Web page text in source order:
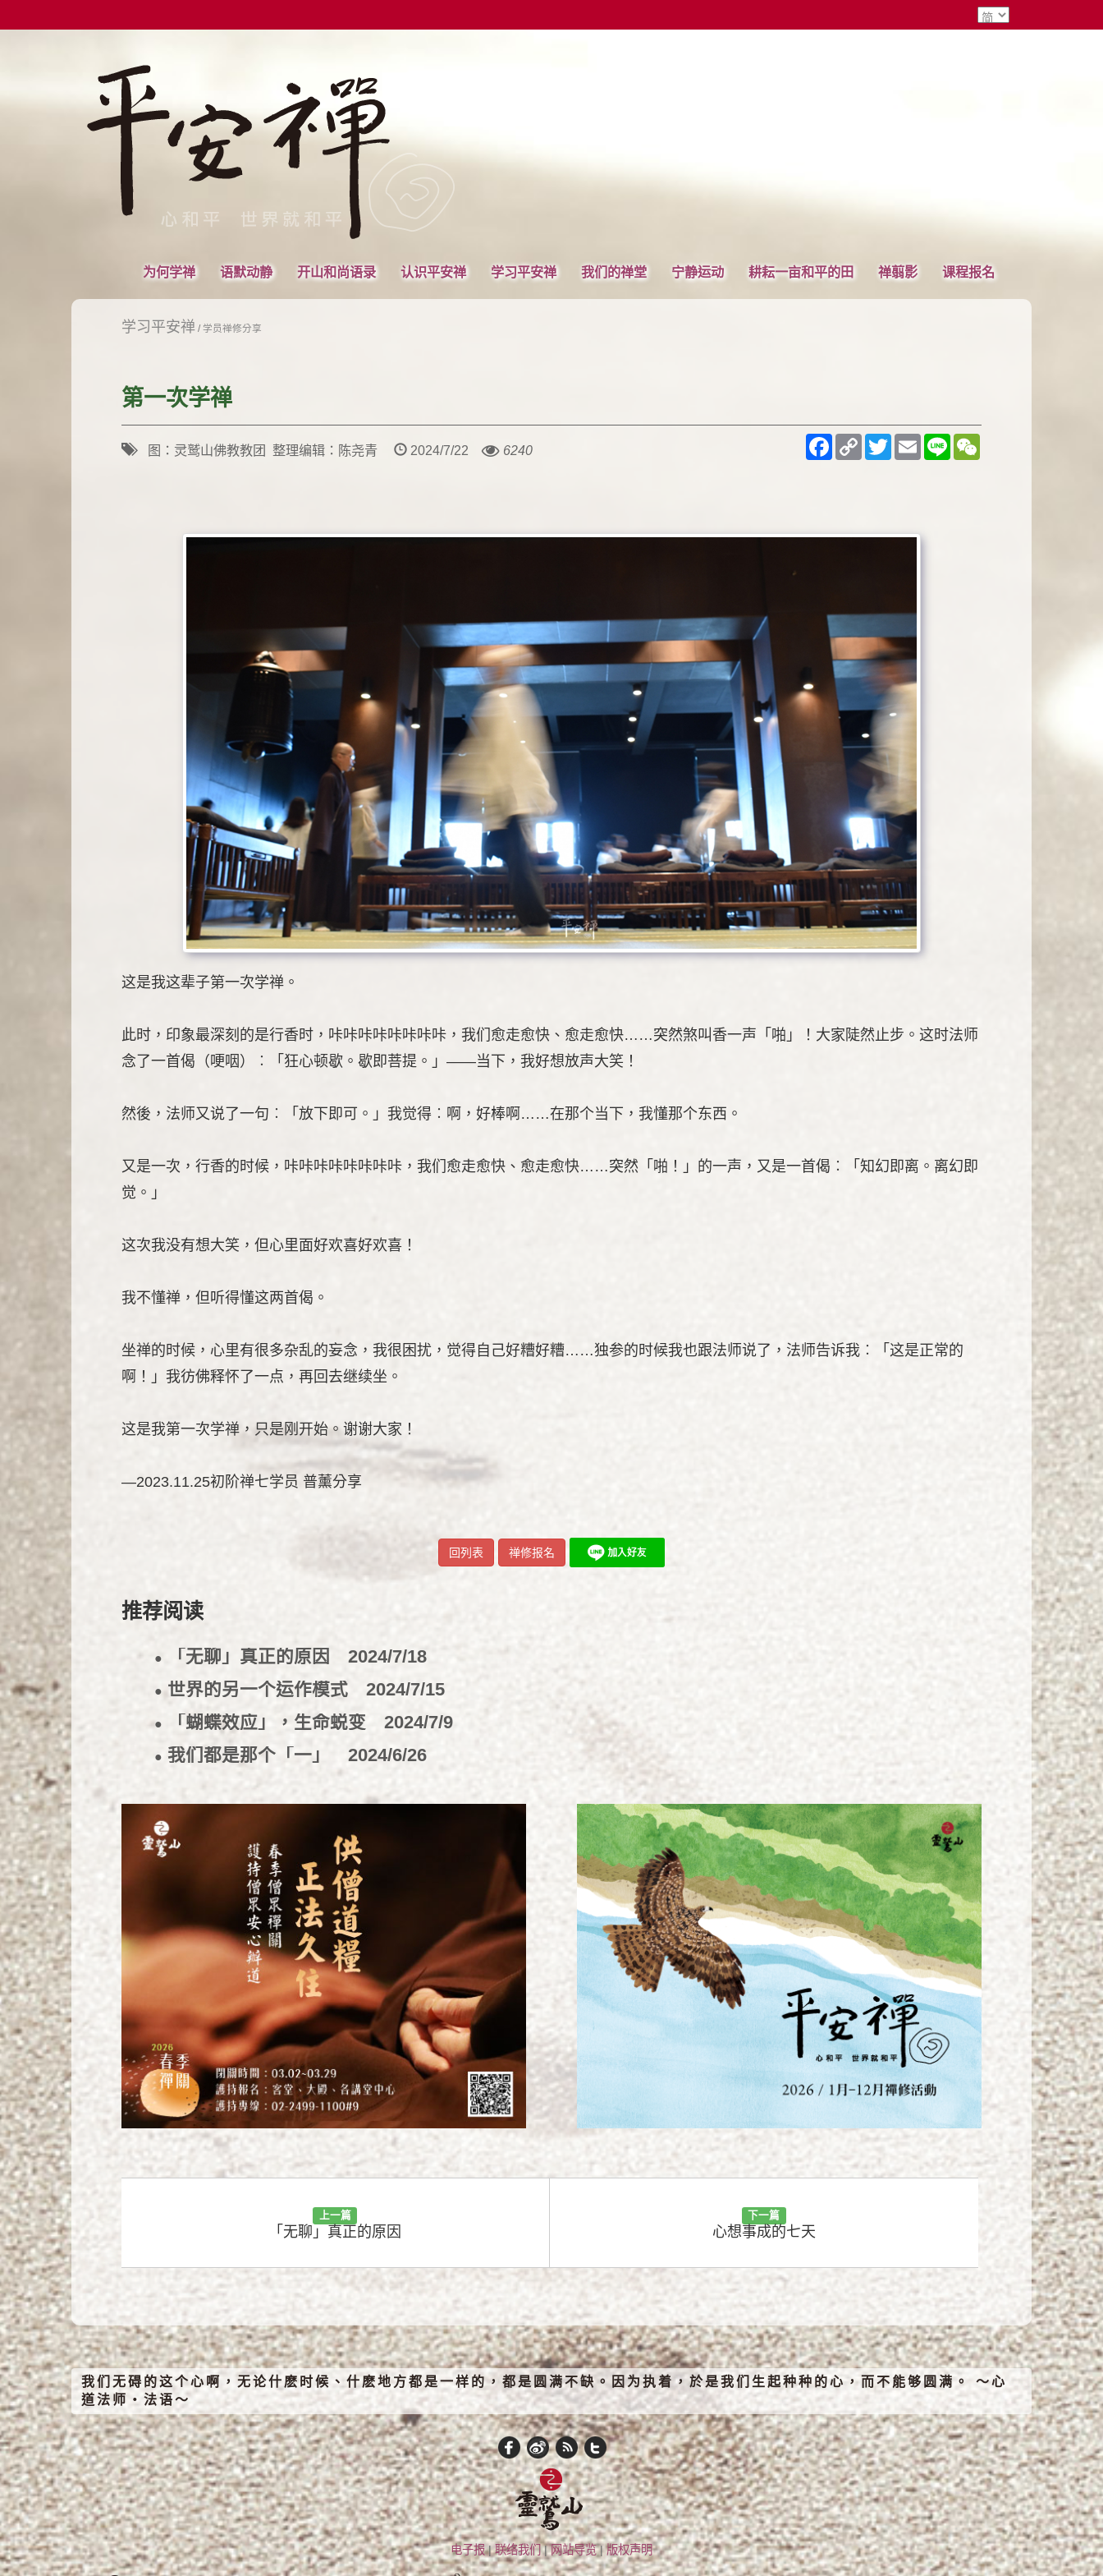
为何学禅 语默动静 开山和尚语录 认识平安禅 学习平安禅 我们的禅堂 宁静运动 耕耘一亩和平的田 禅翦影 课程报名
学习平安禅/学员禅修分享
第一次学禅
图：灵鹫山佛教教团 整理编辑：陈尧青 2024/7/22 6240
Facebook
Copy
Link
TwitterEmailLine
这是我这辈子第一次学禅。
此时，印象最深刻的是行香时，咔咔咔咔咔咔咔咔，我们愈走愈快、愈走愈快……突然煞叫香一声「啪」！大家陡然止步。这时法师
念了一首偈（哽咽）︰「狂心顿歇。歇即菩提。」——当下，我好想放声大笑！
然後，法师又说了一句︰「放下即可。」我觉得︰啊，好棒啊……在那个当下，我懂那个东西。
又是一次，行香的时候，咔咔咔咔咔咔咔咔，我们愈走愈快、愈走愈快……突然「啪！」的一声，又是一首偈︰「知幻即离。离幻即
觉。」
这次我没有想大笑，但心里面好欢喜好欢喜！
我不懂禅，但听得懂这两首偈。
坐禅的时候，心里有很多杂乱的妄念，我很困扰，觉得自己好糟好糟……独参的时候我也跟法师说了，法师告诉我︰「这是正常的
啊！」我彷佛释怀了一点，再回去继续坐。
这是我第一次学禅，只是刚开始。谢谢大家！
—2023.11.25初阶禅七学员 普薰分享
回列表 禅修报名
推荐阅读
● 「无聊」真正的原因 2024/7/18
●世界的另一个运作模式 2024/7/15
● 「蝴蝶效应」，生命蜕变 2024/7/9
● 我们都是那个「一」 2024/6/26
上一篇
「无聊」真正的原因
下一篇
心想事成的七天
我们无碍的这个心啊，无论什麽时候、什麽地方都是一样的，都是圆满不缺。因为执着，於是我们生起种种的心，而不能够圆满。 ～心
道法师‧法语～
电子报|联络我们|网站导览|版权声明